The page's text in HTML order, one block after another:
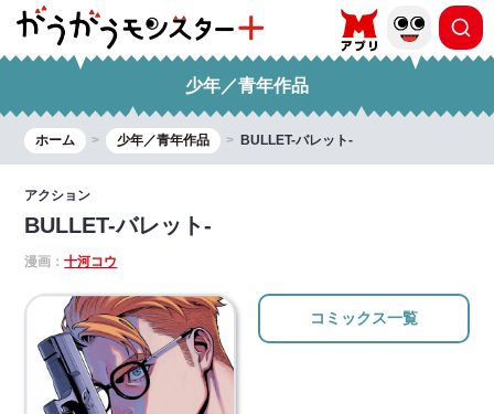
少年／青年作品
ホーム 少年／青年作品 BULLET-バレット-
アクション
BULLET-バレット-
漫画：十河コウ
コミックス一覧